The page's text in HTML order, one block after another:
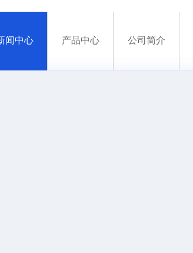
闻中心 产品中心 公司简介